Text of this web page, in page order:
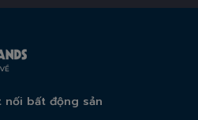
bất động sản